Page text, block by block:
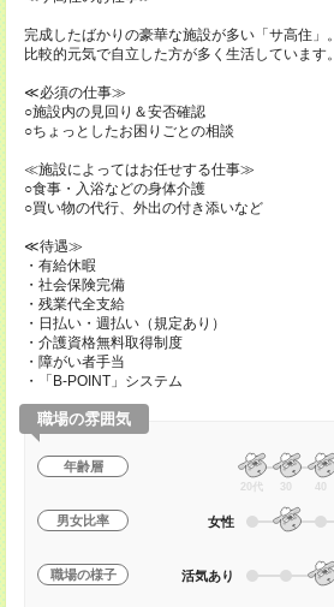
完成したばかりの豪華な施設が多い「サ高住」。
比較的元気で自立した方が多く生活しています。
≪必須の仕事≫
○施設内の見回り＆安否確認
○ちょっとしたお困りごとの相談
≪施設によってはお任せする仕事≫
○食事・入浴などの身体介護
○買い物の代行、外出の付き添いなど
≪待遇≫
・有給休暇
・社会保険完備
・残業代全支給
・日払い・週払い（規定あり）
・介護資格無料取得制度
・障がい者手当
・「B-POINT」システム
職場の雰囲気
年齢層
20代 30 40
男女比率 女性
職場の様子 活気あり